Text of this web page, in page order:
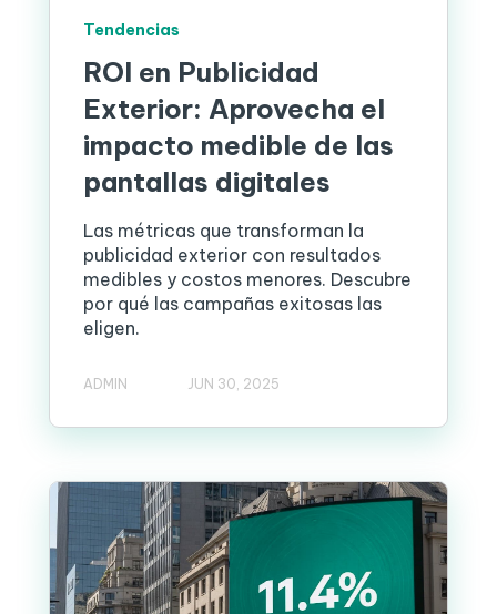
Tendencias
ROI en Publicidad
Exterior: Aprovecha el
impacto medible de las
pantallas digitales
Las métricas que transforman la
publicidad exterior con resultados
medibles y costos menores. Descubre
por qué las campañas exitosas las
eligen.
ADMIN JUN 30, 2025